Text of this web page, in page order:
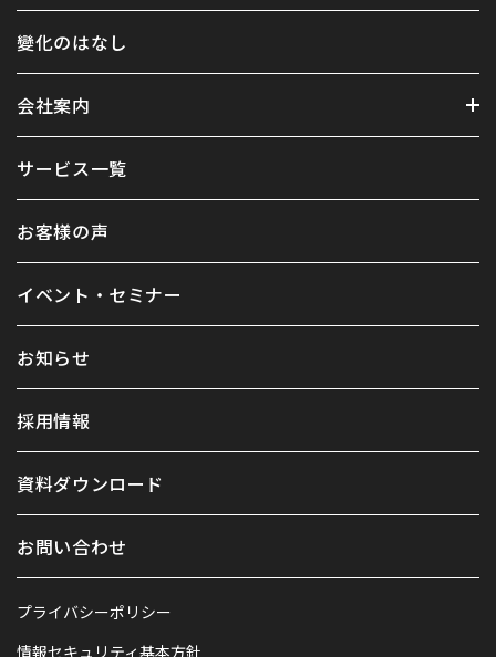
變化のはなし
会社案内
サービス一覧
お客様の声
イベント・セミナー
お知らせ
採用情報
資料ダウンロード
お問い合わせ
プライバシーポリシー
情報セキュリティ基本方針